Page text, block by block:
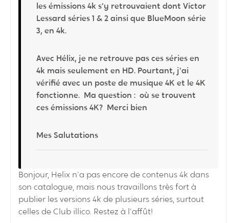
les émissions 4k s'y retrouvaient dont Victor
Lessard séries 1 & 2 ainsi que BlueMoon série
3, en 4k.
Avec Hélix, je ne retrouve pas ces séries en
4k mais seulement en HD. Pourtant, j'ai
vérifié avec un poste de musique 4K et le 4K
fonctionne. Ma question : où se trouvent
ces émissions 4K? Merci bien
Mes Salutations
Bonjour, Helix n'a pas encore de contenus 4k dans
son catalogue, mais nous travaillons très fort à
publier les versions 4k de plusieurs séries, surtout
celles de Club illico. Restez à l'affût!